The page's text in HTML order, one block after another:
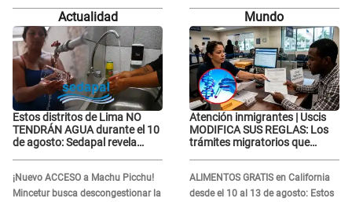
APARECER en centro oncológico:
“La oración tiene poder”
APARECER en centro oncológico:
“La oración tiene poder”
Actualidad
Estos distritos de Lima NO
TENDRÁN AGUA durante el 10
de agosto: Sedapal revela
¡Nuevo ACCESO a Machu Picchu!
Mincetur busca descongestionar la
Mundo
Atención inmigrantes | Uscis
MODIFICA SUS REGLAS: Los
trámites migratorios que
ALIMENTOS GRATIS en California
desde el 10 al 13 de agosto: Estos